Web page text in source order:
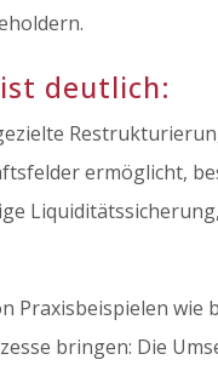
deutlich:
ermöglicht,
Praxisbeispielen
bringen: Die